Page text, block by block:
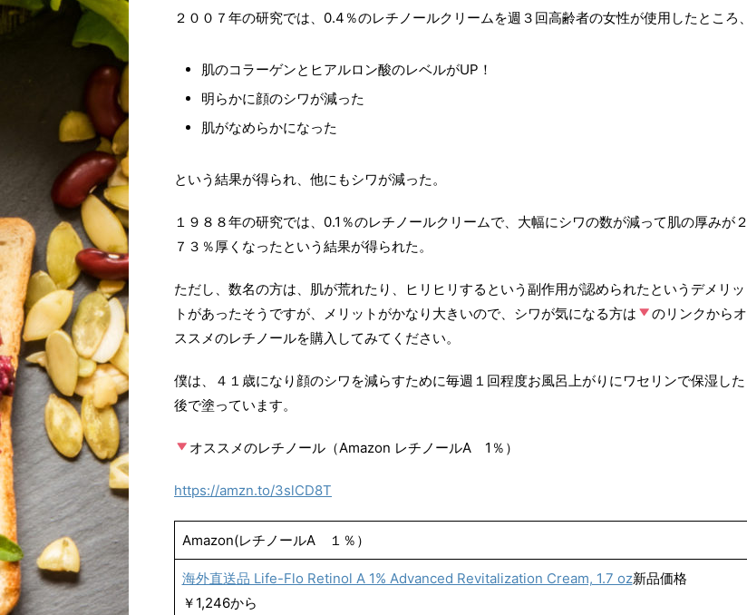
２００７年の研究では、0.4％のレチノールクリームを週３回高齢者の女性が使用したところ、
肌のコラーゲンとヒアルロン酸のレベルがUP！
明らかに顔のシワが減った
肌がなめらかになった
という結果が得られ、他にもシワが減った。
１９８８年の研究では、0.1％のレチノールクリームで、大幅にシワの数が減って肌の厚みが２
７３％厚くなったという結果が得られた。
ただし、数名の方は、肌が荒れたり、ヒリヒリするという副作用が認められたというデメリッ
トがあったそうですが、メリットがかなり大きいので、シワが気になる方は
のリンクからオ
ススメのレチノールを購入してみてください。
僕は、４１歳になり顔のシワを減らすために毎週１回程度お風呂上がりにワセリンで保湿した
後で塗っています。
オススメのレチノール（Amazon レチノールA 1％）
https://amzn.to/3slCD8T
Amazon(レチノールA １％）
海外直送品 Life-Flo Retinol A 1% Advanced Revitalization Cream, 1.7 oz新品価格
￥1,246から